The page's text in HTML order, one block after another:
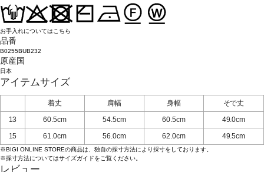
お手入れについてはこちら
品番
B0255BUB232
原産国
日本
アイテムサイズ
着丈 肩幅 身幅
そで丈
13
60.5cm 54.5cm 60.5cm
49.0cm
15
61.0cm 56.0cm 62.0cm 49.5cm
※BIGI ONLINE STOREの商品は、独自の採寸方法により採寸をしております。
※採寸方法についてはサイズガイドをご覧ください。
レビュー